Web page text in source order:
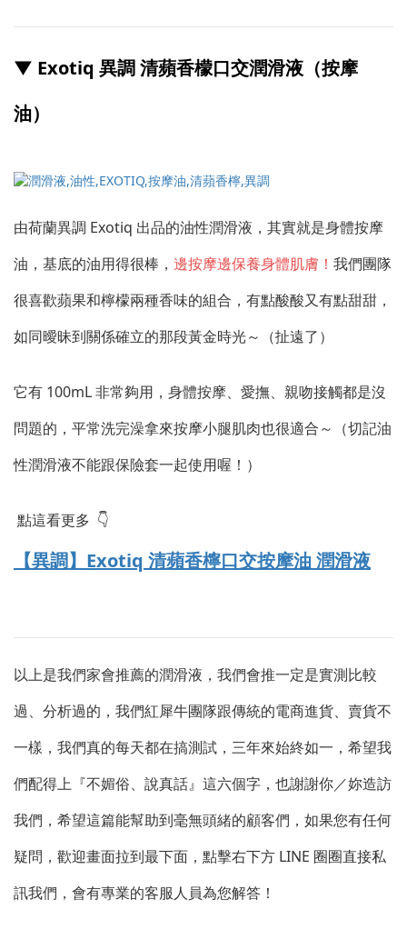
▼ Exotiq 異調 清蘋香檬口交潤滑液（按摩
油）
由荷蘭異調 Exotiq 出品的油性潤滑液，其實就是身體按摩
油，基底的油用得很棒， 邊按摩邊保養身體肌膚！ 我們團隊
很喜歡蘋果和檸檬兩種香味的組合，有點酸酸又有點甜甜，
如同曖昧到關係確立的那段黃金時光～（扯遠了）
它有 100mL 非常夠用，身體按摩、愛撫、親吻接觸都是沒
問題的，平常洗完澡拿來按摩小腿肌肉也很適合～（切記油
性潤滑液不能跟保險套一起使用喔！）
點這看更多 👇
【異調】Exotiq 清蘋香檸口交按摩油 潤滑液
以上是我們家會推薦的潤滑液，我們會推一定是實測比較
過、分析過的，我們紅犀牛團隊跟傳統的電商進貨、賣貨不
一樣，我們真的每天都在搞測試，三年來始終如一，希望我
們配得上『不媚俗、說真話』這六個字，也謝謝你／妳造訪
我們，希望這篇能幫助到毫無頭緒的顧客們，如果您有任何
疑問，歡迎畫面拉到最下面，點擊右下方 LINE 圈圈直接私
訊我們，會有專業的客服人員為您解答！